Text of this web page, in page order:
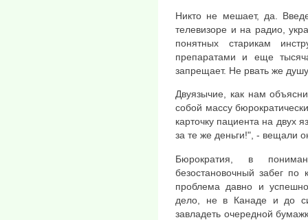
Никто не мешает, да.
телевизоре и на радио,
понятных старикам
препаратами и еще
запрещает. Не рвать же
Двуязычие, как нам
собой массу
карточку пациента на двух
за те же деньги!", - вещали
Бюрократия, в
безостановочный забег
проблема давно и
дело, не в Канаде и до
завладеть очередной